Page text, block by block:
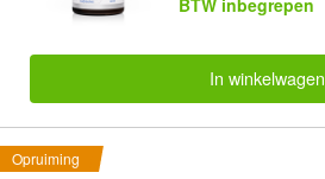
In winkelwagen
Opruiming